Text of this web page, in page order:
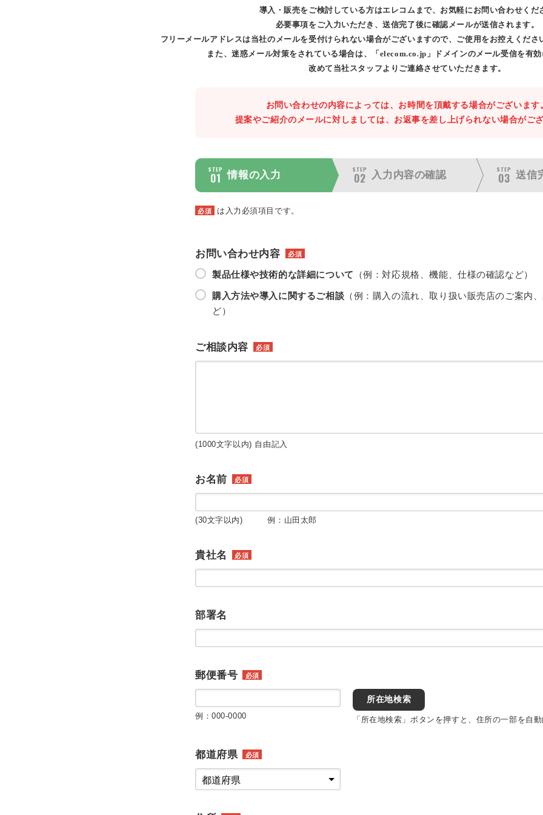
導入・販売をご検討している方はエレコムまで、お気軽にお問い合わせくだ
必要事項をご入力いただき、送信完了後に確認メールが送信されます。
フリーメールアドレスは当社のメールを受付けられない場合がございますので、ご使用をお控えくださ
また、迷惑メール対策をされている場合は、「elecom.co.jp」ドメインのメール受信を有効
改めて当社スタッフよりご連絡させていただきます。
お問い合わせの内容によっては、お時間を頂戴する場合がございます
提案やご紹介のメールに対しましては、お返事を差し上げられない場合がござ
STEP
01 情報の入力
STEP
02 入力内容の確認
STEP
03 送信
必須 は入力必須項目です。
お問い合わせ内容 必須
製品仕様や技術的な詳細について （例：対応規格、機能、仕様の確認など）
購入方法や導入に関するご相談 （例：購入の流れ、取り扱い販売店のご案内
ど）
ご相談内容 必須
(1000文字以内) 自由記入
お名前 必須
(30文字以内) 例：山田太郎
貴社名 必須
部署名
郵便番号 必須
例：000-0000
所在地検索
「所在地検索」ボタンを押すと、住所の一部を自動
都道府県 必須